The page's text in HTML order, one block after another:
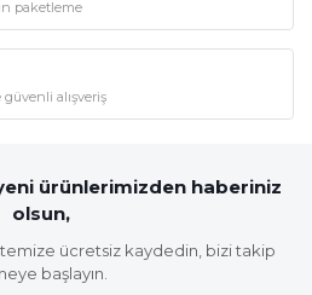
paketleme
güvenli alışveriş
ürünlerimizden haberiniz
olsun,
ücretsiz kaydedin, bizi takip
başlayın.